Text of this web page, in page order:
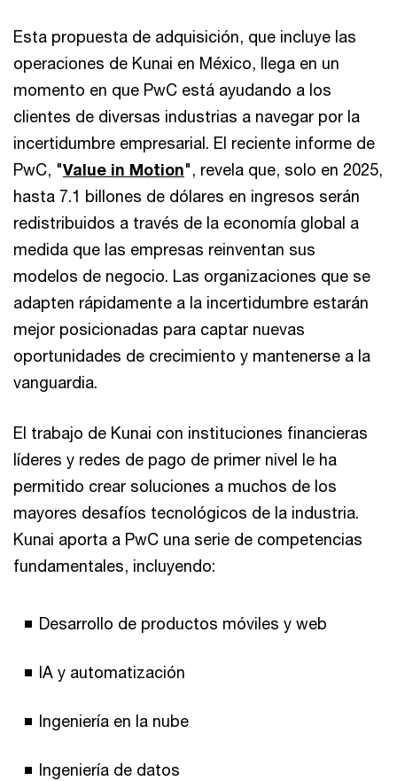
Esta propuesta de adquisición, que incluye las
operaciones de Kunai en México, llega en un
momento en que PwC está ayudando a los
clientes de diversas industrias a navegar por la
incertidumbre empresarial. El reciente informe de
PwC, "Value in Motion", revela que, solo en 2025,
hasta 7.1 billones de dólares en ingresos serán
redistribuidos a través de la economía global a
medida que las empresas reinventan sus
modelos de negocio. Las organizaciones que se
adapten rápidamente a la incertidumbre estarán
mejor posicionadas para captar nuevas
oportunidades de crecimiento y mantenerse a la
vanguardia.
El trabajo de Kunai con instituciones financieras
líderes y redes de pago de primer nivel le ha
permitido crear soluciones a muchos de los
mayores desafíos tecnológicos de la industria.
Kunai aporta a PwC una serie de competencias
fundamentales, incluyendo:
Desarrollo de productos móviles y web
IA y automatización
Ingeniería en la nube
Ingeniería de datos